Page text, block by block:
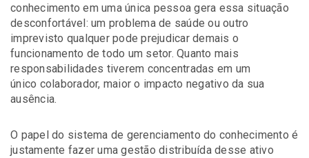
conhecimento em uma única pessoa gera essa situação
desconfortável: um problema de saúde ou outro
imprevisto qualquer pode prejudicar demais o
funcionamento de todo um setor. Quanto mais
responsabilidades tiverem concentradas em um
único colaborador, maior o impacto negativo da sua
ausência.
O papel do sistema de gerenciamento do conhecimento é
justamente fazer uma gestão distribuída desse ativo